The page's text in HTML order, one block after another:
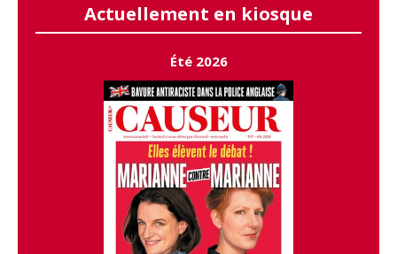
Actuellement en kiosque
Été 2026